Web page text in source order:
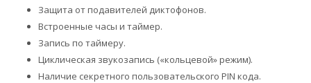
Защита от подавителей диктофонов.
Встроенные часы и таймер.
Запись по таймеру.
Циклическая звукозапись («кольцевой» режим).
Наличие секретного пользовательского PIN кода.